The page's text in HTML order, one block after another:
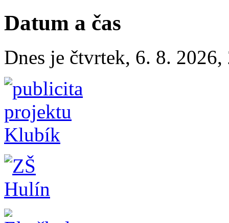
Datum a čas
Dnes je čtvrtek, 6. 8. 2026,